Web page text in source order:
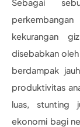
Sebagai
kekurangan
disebabkan
berdampak
produktivitas
luas, stunting
ekonomi bagi